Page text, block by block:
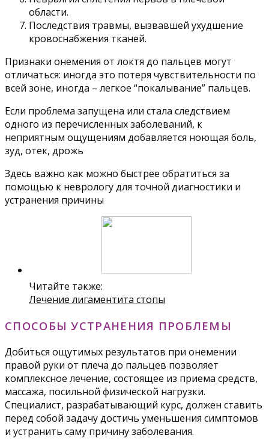
области.
Последствия травмы, вызвавшей ухудшение
кровоснабжения тканей.
Признаки онемения от локтя до пальцев могут
отличаться: иногда это потеря чувствительности по
всей зоне, иногда – легкое “покалывание” пальцев.
Если проблема запущена или стала следствием
одного из перечисленных заболеваний, к
неприятным ощущениям добавляется ноющая боль,
зуд, отек, дрожь
Здесь важно как можно быстрее обратиться за
помощью к неврологу для точной диагностики и
устранения причины
Читайте также:
Лечение лигаментита стопы
СПОСОБЫ УСТРАНЕНИЯ ПРОБЛЕМЫ
Добиться ощутимых результатов при онемении
правой руки от плеча до пальцев позволяет
комплексное лечение, состоящее из приема средств,
массажа, посильной физической нагрузки.
Специалист, разрабатывающий курс, должен ставить
перед собой задачу достичь уменьшения симптомов
и устранить саму причину заболевания.